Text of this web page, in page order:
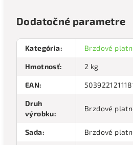
Dodatočné parametre
Kategória: Brzdové
Hmotnosť: 2 kg
EAN:
Druh
výrobku:
Brzdové
Sada: Brzdové